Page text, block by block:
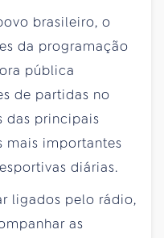
brasileiro, o
da programação
pública
de partidas no
das principais
mais importantes
diárias.
ligados pelo rádio,
as